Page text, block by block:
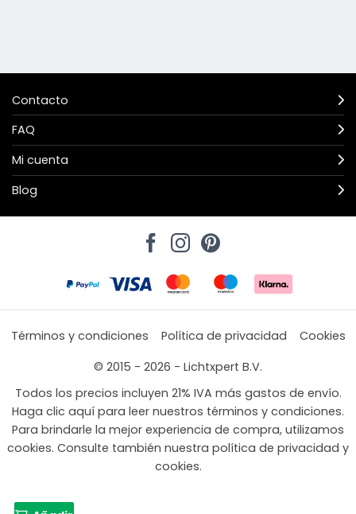
Contacto
FAQ
Mi cuenta
Blog
Términos y condiciones Política de privacidad
Cookies
© 2015 - 2026 - Lichtxpert B.V.
Todos los precios incluyen 21% IVA más gastos de envío.
Haga clic aquí para leer nuestros términos y condiciones.
Para brindarle la mejor experiencia de compra, utilizamos
cookies. Consulte también nuestra política de privacidad y
cookies.